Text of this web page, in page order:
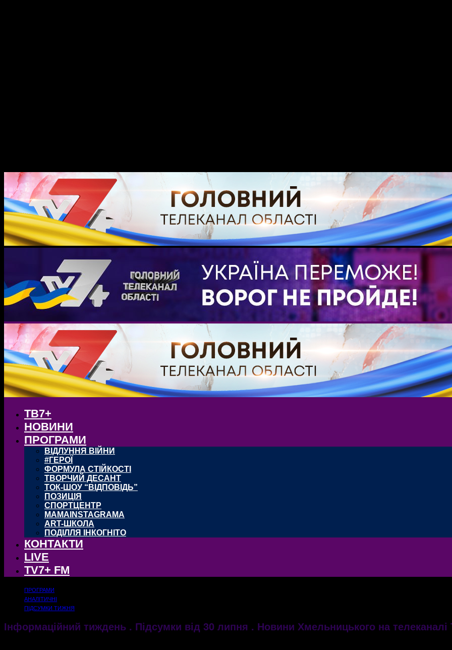
ТВ7+
НОВИНИ
ПРОГРАМИ
ВІДЛУННЯ ВІЙНИ
#ГЕРОЇ
ФОРМУЛА СТІЙКОСТІ
ТВОРЧИЙ ДЕСАНТ
ТОК-ШОУ “ВІДПОВІДЬ”
ПОЗИЦІЯ
СПОРТЦЕНТР
MAMAINSTAGRAMA
ART-ШКОЛА
ПОДІЛЛЯ ІНКОГНІТО
КОНТАКТИ
LIVE
TV7+ FM
ПРОГРАМИ
АНАЛІТИЧНІ
ПІДСУМКИ ТИЖНЯ
Інформаційний тиждень . Підсумки від 30 липня . Новини Хмельницького на телеканалі